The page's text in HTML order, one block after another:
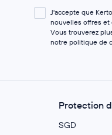
J'accepte que
nouvelles offres et
Vous trouverez
notre politique de
Protection
SGD